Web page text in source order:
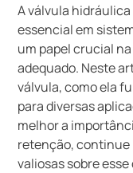
A válvula
essencial em
um papel crucial
adequado. Neste
válvula, como ela
para diversas
melhor a
retenção, continue
valiosas sobre